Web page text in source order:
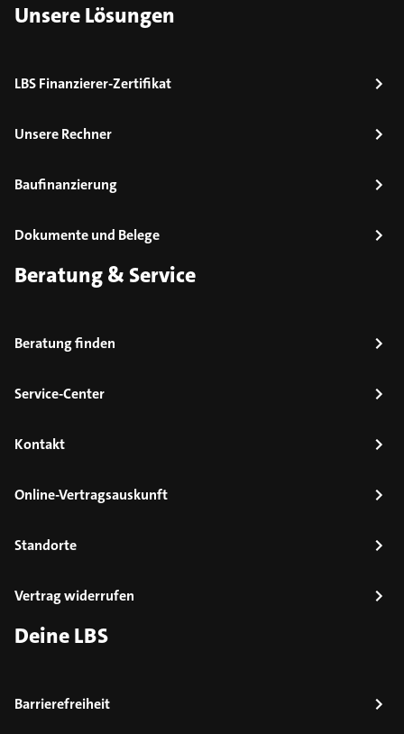
Unsere Lösungen
LBS Finanzierer-Zertifikat
Unsere Rechner
Baufinanzierung
Dokumente und Belege
Beratung & Service
Beratung finden
Service-Center
Kontakt
Online-Vertragsauskunft
Standorte
Vertrag widerrufen
Deine LBS
Barrierefreiheit